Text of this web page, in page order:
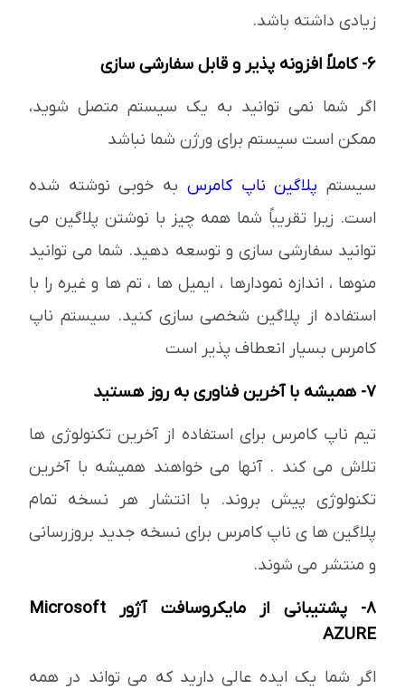
زیادی داشته باشد.
6- کاملاً افزونه پذیر و قابل سفارشی سازی
اگر شما نمی توانید به یک سیستم متصل شوید،
ممکن است سیستم برای ورژن شما نباشد
سیستمپلاگین ناپ کامرس به خوبی نوشته شده
است. زیرا تقریباً شما همه چیز با نوشتن پلاگین می
توانید سفارشی سازی و توسعه دهید. شما می توانید
منوها ، اندازه نمودارها ، ایمیل ها ، تم ها و غیره را با
استفاده از پلاگین شخصی سازی کنید. سیستم ناپ
کامرس بسیار انعطاف پذیر است
7- همیشه با آخرین فناوری به روز هستید
تیم ناپ کامرس برای استفاده از آخرین تکنولوژی ها
تلاش می کند . آنها می خواهند همیشه با آخرین
تکنولوژی پیش بروند. با انتشار هر نسخه تمام
پلاگین ها ی ناپ کامرس برای نسخه جدید بروزرسانی
و منتشر می شوند.
8- پشتیبانی از مایکروسافت آژور Microsoft
AZURE
اگر شما یک ایده عالی دارید که می تواند در همه